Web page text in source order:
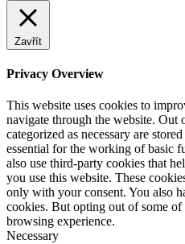
Zavřít
Privacy Overview
This website uses cookies to
navigate through the website. Out
categorized as necessary are
essential for the working of basic
also use third-party cookies that
you use this website. These
only with your consent. You also
cookies. But opting out of some
browsing experience.
Necessary